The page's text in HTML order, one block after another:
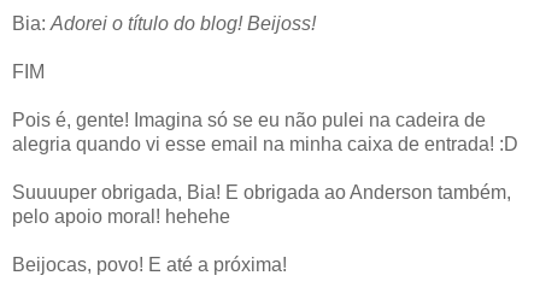
Bia:Adorei o título do blog! Beijoss!
FIM
Pois é, gente! Imagina só se eu não pulei na cadeira de
alegria quando vi esse email na minha caixa de entrada! :D
Suuuuper obrigada, Bia! E obrigada ao Anderson também,
pelo apoio moral! hehehe
Beijocas, povo! E até a próxima!